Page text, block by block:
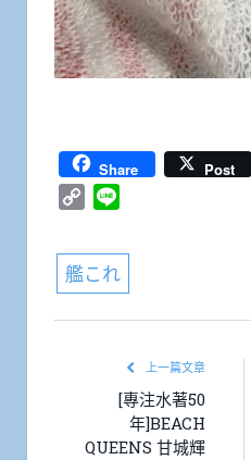
Share Post
Copy
艦これ
上一篇文章
[專注水著50
年]BEACH
QUEENS 甘城輝